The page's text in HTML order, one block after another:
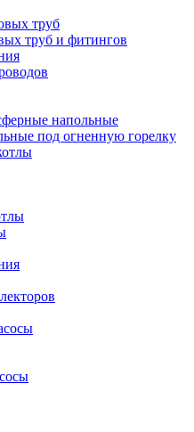
труб
труб и фитингов
напольные
под огненную горелку